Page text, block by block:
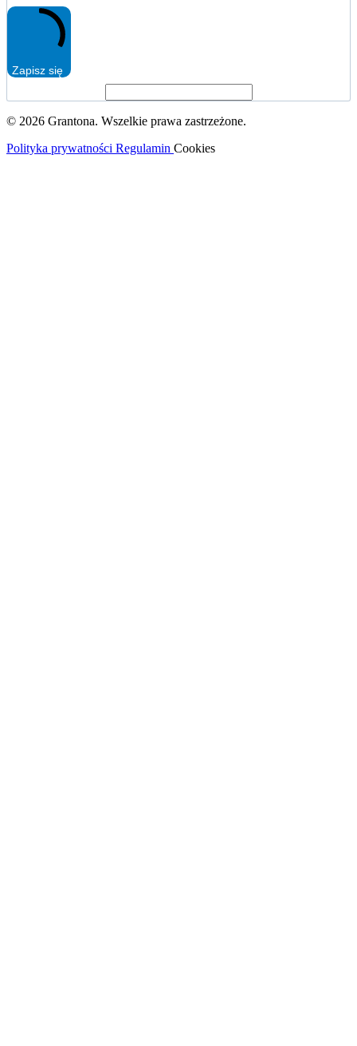
Zapisz się
© 2026 Grantona. Wszelkie prawa zastrzeżone.
Polityka prywatności Regulamin Cookies